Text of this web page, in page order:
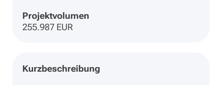
Projektvolumen
255.987 EUR
Kurzbeschreibung